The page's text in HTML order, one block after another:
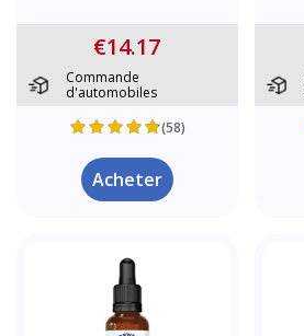
€14.17
Commande
d'automobiles
(58)
Acheter